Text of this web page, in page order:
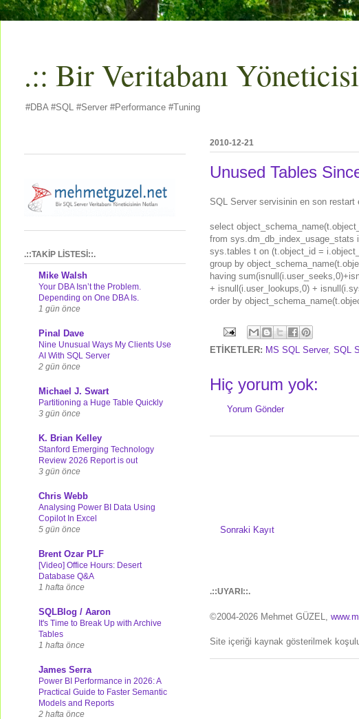
.:: Bir Veritabanı
#DBA #SQL #Server #Performance #Tuning
2010-12-21
Unused Tables
SQL Server servisinin en son restart
select
from sys.dm_db_index_usage_stats
sys.tables t on (t.object_id =
group by
having
+ isnull(i.user_lookups,0) +
order by
ETİKETLER: MS SQL Server, SQL
Hiç yorum yok:
Yorum Gönder
Sonraki Kayıt
.::UYARI::.
©2004-2026 Mehmet GÜZEL,
Site içeriği kaynak gösterilmek
.::TAKİP LİSTESİ::.
Mike Walsh
Your DBA Isn’t the Problem.
Depending on One DBA Is.
1 gün önce
Pinal Dave
Nine Unusual Ways My Clients Use
AI With SQL Server
2 gün önce
Michael J. Swart
Partitioning a Huge Table Quickly
3 gün önce
K. Brian Kelley
Stanford Emerging Technology
Review 2026 Report is out
3 gün önce
Chris Webb
Analysing Power BI Data Using
Copilot In Excel
5 gün önce
Brent Ozar PLF
[Video] Office Hours: Desert
Database Q&A
1 hafta önce
SQLBlog / Aaron
It's Time to Break Up with Archive
Tables
1 hafta önce
James Serra
Power BI Performance in 2026: A
Practical Guide to Faster Semantic
Models and Reports
2 hafta önce